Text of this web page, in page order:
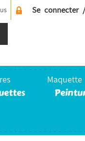
Se connecter
Maquette